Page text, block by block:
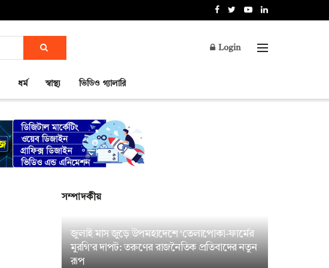
Login
ধর্ম স্বাস্থ্য ভিডিও গ্যালারি
সম্পাদকীয়
জুলাই মাস জুড়ে উপমহাদেশে ‘তেলাপোকা-ফার্মের
মুরগি’র দাপট: তরুণের রাজনৈতিক প্রতিবাদের নতুন
রূপ